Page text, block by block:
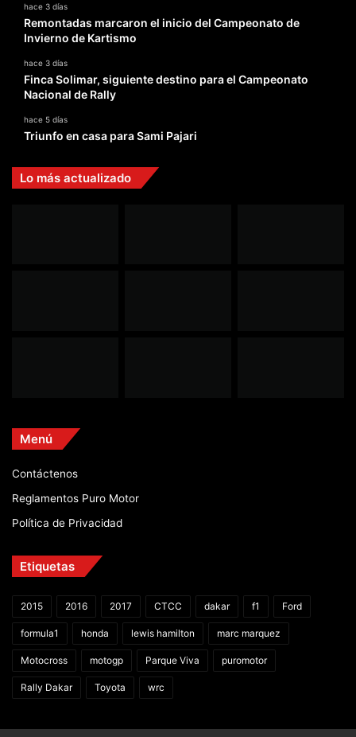
hace 3 días
Remontadas marcaron el inicio del Campeonato de
Invierno de Kartismo
hace 3 días
Finca Solimar, siguiente destino para el Campeonato
Nacional de Rally
hace 5 días
Triunfo en casa para Sami Pajari
Lo más actualizado
Menú
Contáctenos
Reglamentos Puro Motor
Política de Privacidad
Etiquetas
2015 2016 2017 CTCC dakar f1 Ford
formula1 honda lewis hamilton marc marquez
Motocross motogp Parque Viva puromotor
Rally Dakar Toyota wrc